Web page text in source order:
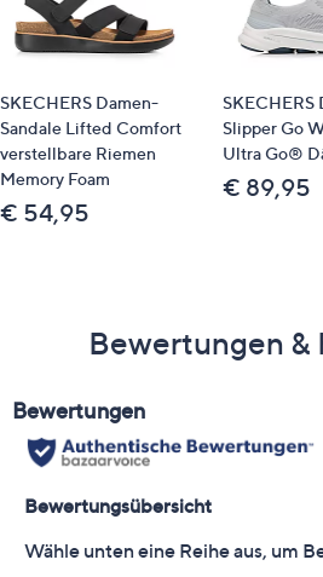
SKECHERS Damen-
Sandale Lifted Comfort
verstellbare Riemen
Memory Foam
€ 54,95
SKECHERS
Slipper Go
Ultra Go®
€ 89,95
Bewertungen &